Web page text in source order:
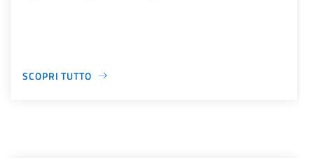
SCOPRI TUTTO